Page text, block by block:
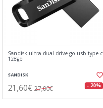
Sandisk ultra dual drive go usb type-c
128gb
SANDISK
21,60€ 27,00€ - 20%